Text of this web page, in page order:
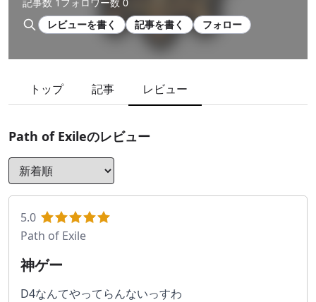
レビューを書く
記事を書く フォロー
トップ 記事 レビュー
Path of Exileのレビュー
5.0
Path of Exile
神ゲー
D4なんてやってらんないっすわ